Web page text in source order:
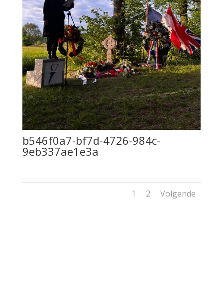
b546f0a7-bf7d-4726-984c-
9eb337ae1e3a
1 2 Volgende